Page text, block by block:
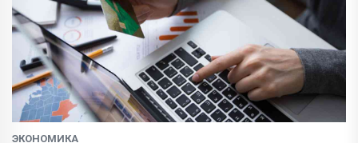
ЭКОНОМИКА